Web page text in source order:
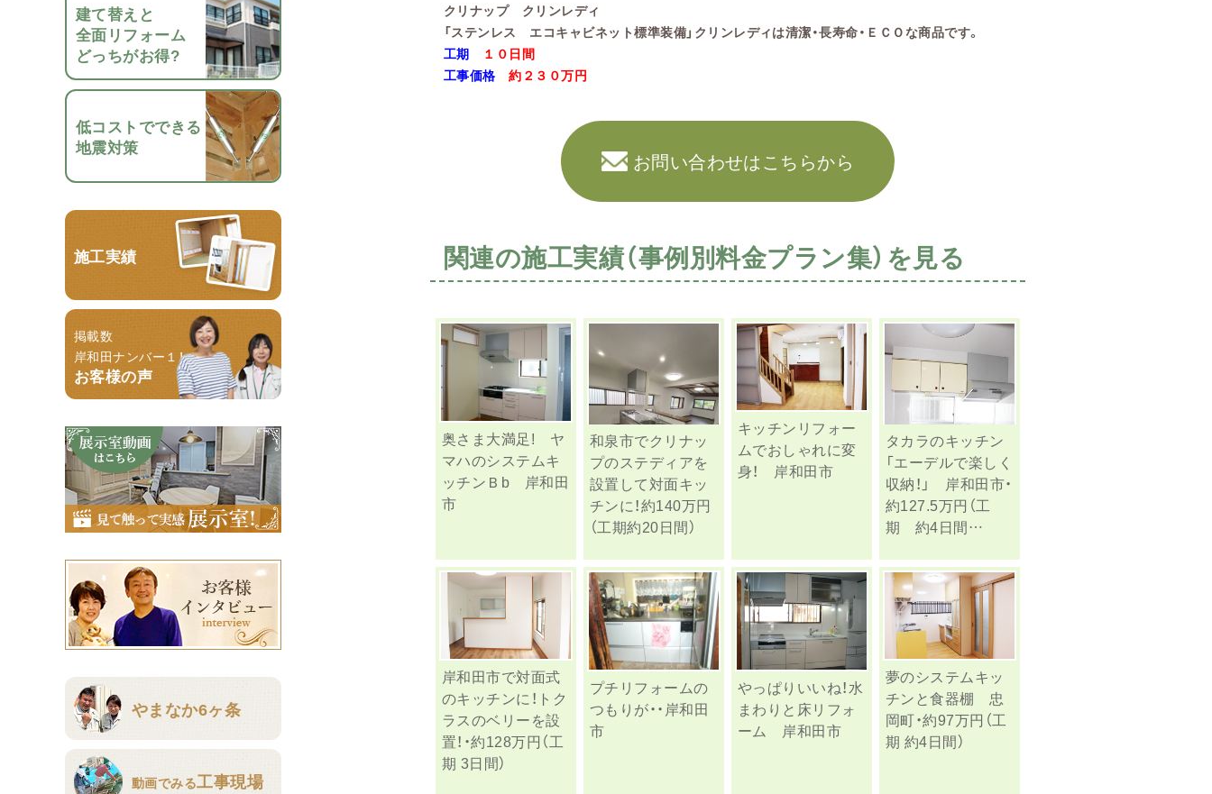
建て替えと
全面リフォーム
どっちがお得?
低コストでできる
地震対策
施工実績
掲載数
岸和田ナンバー１！
お客様の声
やまなか6ヶ条
動画でみる工事現場
クリナップ クリンレディ
「ステンレス エコキャビネット標準装備」クリンレディは清潔・長寿命・ＥＣＯな商品です。
工期
１０日間
工事価格
約２３０万円
お問い合わせはこちらから
関連の施工実績（事例別料金プラン集）を見る
奥さま大満足! ヤ
マハのシステムキ
ッチンＢb 岸和田
市
和泉市でクリナッ
プのステディアを
設置して対面キッ
チンに！約140万円
（工期約20日間）
キッチンリフォー
ムでおしゃれに変
身！ 岸和田市
タカラのキッチン
「エーデルで楽しく
収納！」 岸和田市・
約127.5万円（工
期 約4日間…
岸和田市で対面式
のキッチンに！トク
ラスのベリーを設
置！・約128万円（工
期 3日間）
プチリフォームの
つもりが・・岸和田
市
やっぱりいいね！水
まわりと床リフォ
ーム 岸和田市
夢のシステムキッ
チンと食器棚 忠
岡町・約97万円（工
期 約4日間）